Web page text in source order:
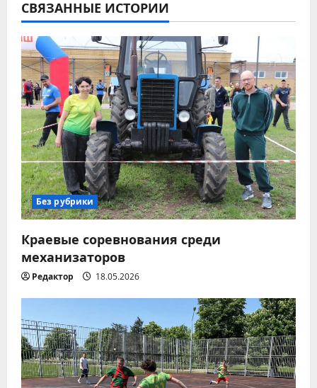
ц
и
я
п
о
з
а
п
и
с
я
м
СВЯЗАННЫЕ ИСТОРИИ
Без рубрики
Краевые соревнования среди
механизаторов
Редактор 18.05.2026